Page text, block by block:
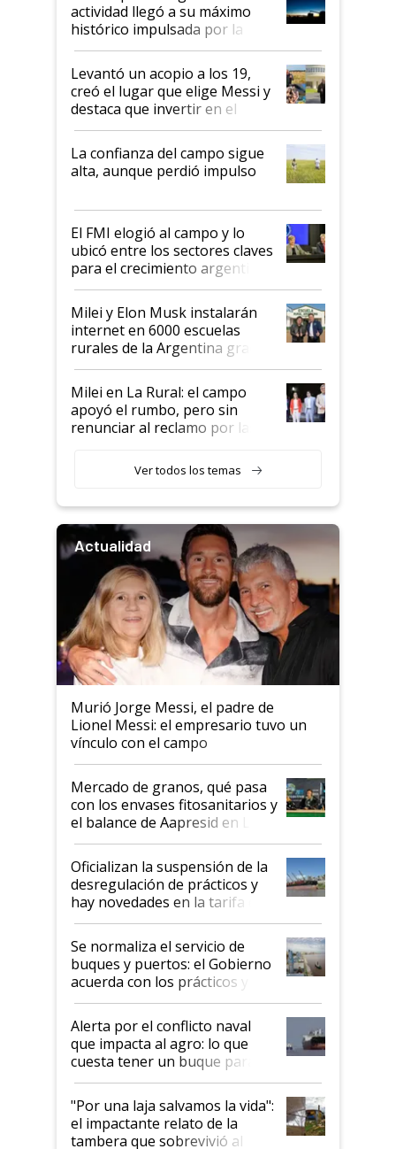
récord
actividad llegó a su máximo
histórico impulsada por la
cosecha y las exportaciones
Levantó un acopio a los 19,
creó el lugar que elige Messi y
destaca que invertir en el
kirchnerismo era como "darle
plata a un hijo para droga":
Juan Félix Rossetti, el libertario
que de una dura crisis salió
de Milei
La confianza del campo sigue
alta, aunque perdió impulso
El FMI elogió al campo y lo
ubicó entre los sectores claves
para el crecimiento argentino
Milei y Elon Musk instalarán
internet en 6000 escuelas
rurales de la Argentina gracias
a un acuerdo con Starlink
Milei en La Rural: el campo
apoyó el rumbo, pero sin
renunciar al reclamo por las
Ver todos los temas
Actualidad
Murió Jorge Messi, el padre de
Lionel Messi: el empresario tuvo un
vínculo con el campo
Mercado de granos, qué pasa
con los envases fitosanitarios y
el balance de Aapresid en La
Posta
Oficializan la suspensión de la
desregulación de prácticos y
hay novedades en la tarifa de
la hidrovía
Se normaliza el servicio de
buques y puertos: el Gobierno
acuerda con los prácticos y
suspende el decreto de
desregulación
Alerta por el conflicto naval
que impacta al agro: lo que
cuesta tener un buque parado
y el peligro de que Argentina
pase a ser "país sucio"
"Por una laja salvamos la vida":
el impactante relato de la
tambera que sobrevivió al